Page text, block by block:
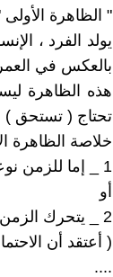
" الظاهرة الأولى
يولد الفرد ،
بالعكس في
هذه الظاهرة
تحتاج ( تستحق )
خلاصة الظاهرة
1 _ إما للزمن نوعين مختلفين ويتناقضان بالفعل ، ومحصلتهما تساوي الصفر دوما .
أو
2 _ يتحرك الزمن بعكس حركة الحياة ، وبالتالي الزمن والحياة نقيضان .
( أعتقد أن
....